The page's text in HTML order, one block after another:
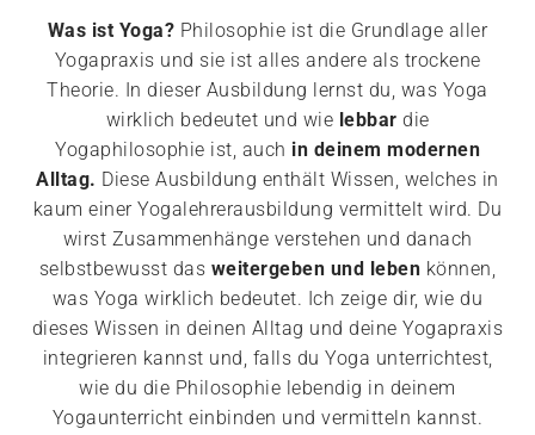
Was ist Yoga? Philosophie ist die Grundlage aller
Yogapraxis und sie ist alles andere als trockene
Theorie. In dieser Ausbildung lernst du, was Yoga
wirklich bedeutet und wie lebbar die
Yogaphilosophie ist, auch in deinem modernen
Alltag. Diese Ausbildung enthält Wissen, welches in
kaum einer Yogalehrerausbildung vermittelt wird. Du
wirst Zusammenhänge verstehen und danach
selbstbewusst das weitergeben und leben können,
was Yoga wirklich bedeutet. Ich zeige dir, wie du
dieses Wissen in deinen Alltag und deine Yogapraxis
integrieren kannst und, falls du Yoga unterrichtest,
wie du die Philosophie lebendig in deinem
Yogaunterricht einbinden und vermitteln kannst.